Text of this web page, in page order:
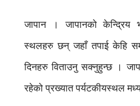
जापान । जापानको केन्द्रिय
स्थलहरु छन् जहाँ तपाई केहि
दिनहरु विताउनु सक्नुहुन्छ ।
रहेको प्रख्यात पर्यटकीयस्थल